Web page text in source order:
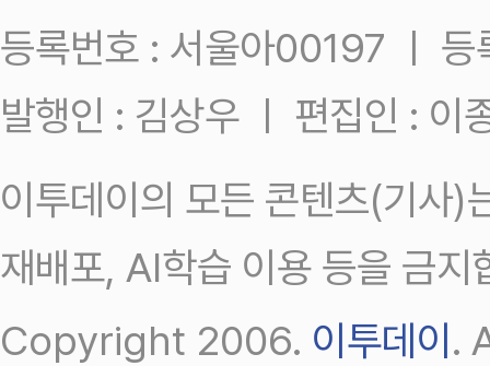
등록번호 : 서울아00197 ㅣ
발행인 : 김상우 ㅣ 편집인 : 이
이투데이의 모든 콘텐츠(기사)
재배포, AI학습 이용 등을 금지
Copyright 2006. 이투데이.